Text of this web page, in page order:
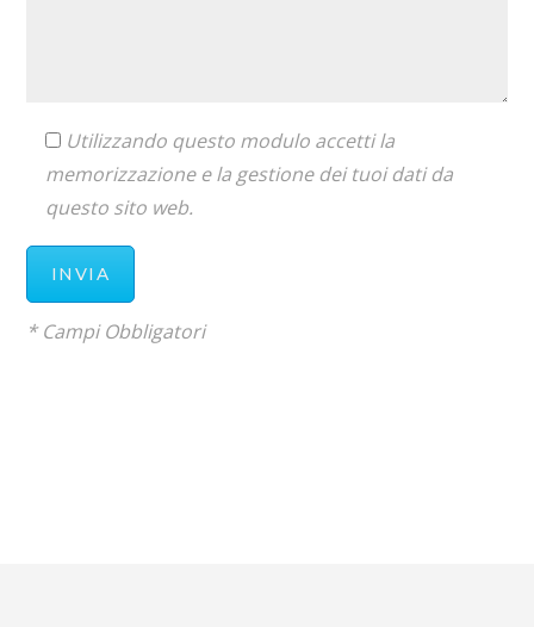
Utilizzando questo modulo accetti la
memorizzazione e la gestione dei tuoi dati da
questo sito web.
* Campi Obbligatori